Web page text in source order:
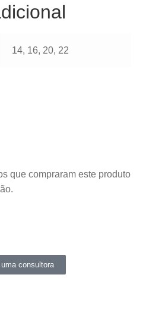
14, 16, 20, 22
que compraram este produto
consultora